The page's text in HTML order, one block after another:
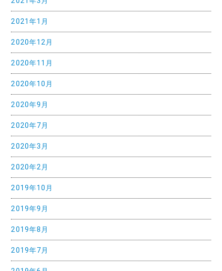
2021年1月
2020年12月
2020年11月
2020年10月
2020年9月
2020年7月
2020年3月
2020年2月
2019年10月
2019年9月
2019年8月
2019年7月